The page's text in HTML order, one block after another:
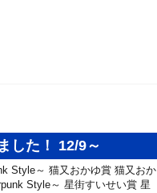
した！ 12/9～
Style～ 猫又おかゆ賞 猫又おか
Style～ 星街すいせい賞 星